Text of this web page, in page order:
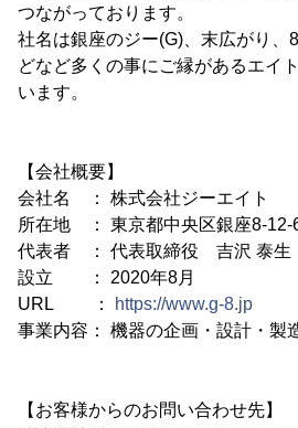
つながっております。
社名は銀座のジー(G)、末広がり、
どなど多くの事にご縁があるエイ
います。
【会社概要】
会社名 ： 株式会社ジーエイト
所在地 ： 東京都中央区銀座8-12-
代表者 ： 代表取締役 吉沢 泰生
設立 ： 2020年8月
URL ：
https://www.g-8.jp
事業内容： 機器の企画・設計・製
【お客様からのお問い合わせ先】